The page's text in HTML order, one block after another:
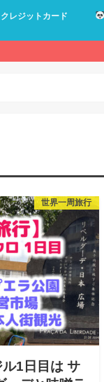
クレジットカード
世界一周旅行
ル1日目は サ